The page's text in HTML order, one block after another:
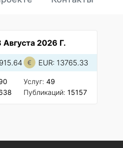
2026 Г.
EUR: 13765.33
Услуг: 49
Публикаций: 15157